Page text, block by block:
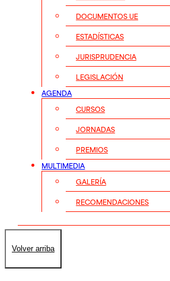
DOCUMENTOS UE
ESTADÍSTICAS
JURISPRUDENCIA
LEGISLACIÓN
AGENDA
CURSOS
JORNADAS
PREMIOS
MULTIMEDIA
GALERÍA
RECOMENDACIONES
Volver arriba